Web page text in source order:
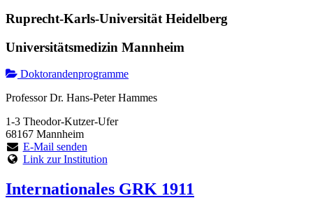
Ruprecht-Karls-Universität Heidelberg
Universitätsmedizin Mannheim
Doktorandenprogramme
Professor Dr. Hans-Peter Hammes
1-3 Theodor-Kutzer-Ufer
68167 Mannheim
E-Mail senden
Link zur Institution
Internationales GRK 1911